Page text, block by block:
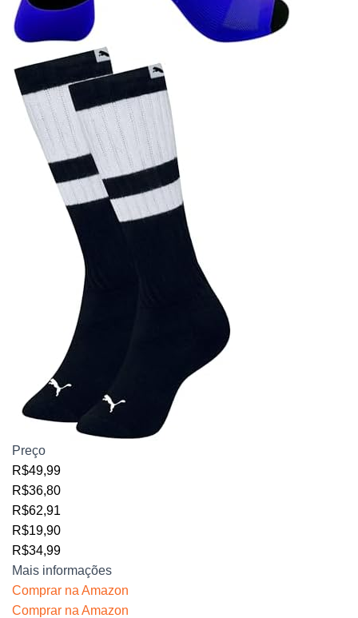
Preço
R$49,99
R$36,80
R$62,91
R$19,90
R$34,99
Mais informações
Comprar na Amazon
Comprar na Amazon